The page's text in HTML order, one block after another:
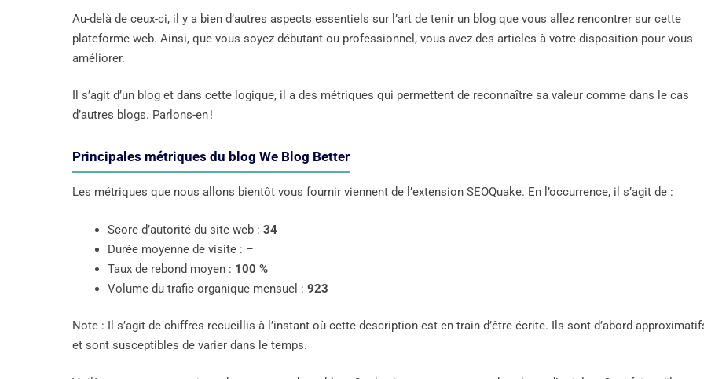
Au-delà de ceux-ci, il y a bien d’autres aspects essentiels sur l’art de tenir un blog que vous allez rencontrer sur cette
plateforme web. Ainsi, que vous soyez débutant ou professionnel, vous avez des articles à votre disposition pour vous
améliorer.
Il s’agit d’un blog et dans cette logique, il a des métriques qui permettent de reconnaître sa valeur comme dans le cas
d’autres blogs. Parlons-en !
Principales métriques du blog We Blog Better
Les métriques que nous allons bientôt vous fournir viennent de l’extension SEOQuake. En l’occurrence, il s’agit de :
Score d’autorité du site web : 34
Durée moyenne de visite : –
Taux de rebond moyen : 100 %
Volume du trafic organique mensuel : 923
Note : Il s’agit de chiffres recueillis à l’instant où cette description est en train d’être écrite. Ils sont d’abord
et sont susceptibles de varier dans le temps.